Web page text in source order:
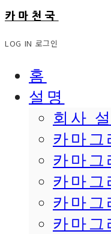
카마천국
LOG IN 로그인
홈
설명
회사
카마그
카마그
카마그
카마그
카마그